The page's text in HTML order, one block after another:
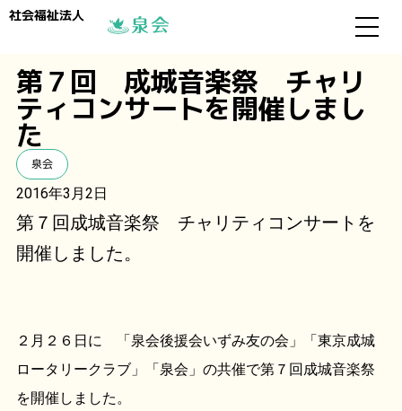
社会福祉法人
第７回 成城音楽祭 チャリ
ティコンサートを開催しまし
た
泉会
2016年3月2日
第７回成城音楽祭 チャリティコンサートを
開催しました。
２月２６日に 「泉会後援会いずみ友の会」「東京成城
ロータリークラブ」「泉会」の共催で第７回成城音楽祭
を開催しました。